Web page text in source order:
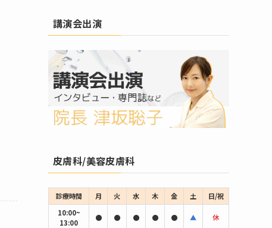
講演会出演
皮膚科/美容皮膚科
診療時間 月 火 水 木 金 土
日/祝
10:00~
13:00
● ● ● ● ● ▲ 休